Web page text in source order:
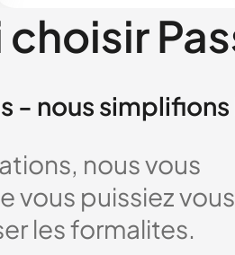
- nous
nous vous
vous puissiez vous
les formalites.